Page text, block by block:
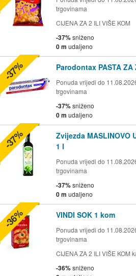
trgovinama
CIJENA ZA 2 ILI VIŠE KOM
-37%sniženo
0 m udaljeno
Parodontax PASTA
Ponuda vrijedi do
trgovinama
-37%sniženo
0 m udaljeno
-37%
Zvijezda MASLINOVO
1 l
Ponuda vrijedi do
trgovinama
-37%sniženo
0 m udaljeno
-37%
VINDI SOK 1 kom
Ponuda vrijedi do
trgovinama
CIJENA ZA 2 ILI VIŠE KOM
-36%sniženo
-36%